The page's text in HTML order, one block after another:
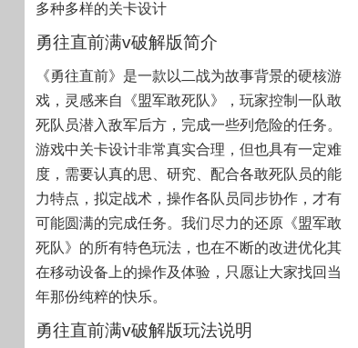
多种多样的关卡设计
勇往直前满v破解版简介
《勇往直前》是一款以二战为故事背景的硬核游
戏，灵感来自《盟军敢死队》，玩家控制一队敢
死队员潜入敌军后方，完成一些列危险的任务。
游戏中关卡设计非常真实合理，但也具有一定难
度，需要认真的思、研究、配合各敢死队员的能
力特点，拟定战术，操作各队员同步协作，才有
可能圆满的完成任务。我们尽力的还原《盟军敢
死队》的所有特色玩法，也在不断的改进优化其
在移动设备上的操作及体验，只愿让大家找回当
年那份纯粹的快乐。
勇往直前满v破解版玩法说明